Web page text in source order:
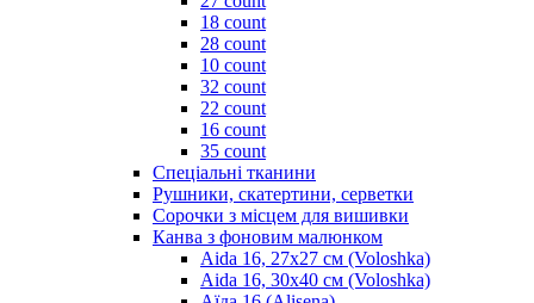
18 count
28 count
10 count
32 count
22 count
16 count
35 count
Спеціальні тканини
Рушники, скатертини, серветки
Сорочки з місцем для вишивки
Канва з фоновим малюнком
Aida 16, 27х27 см (Voloshka)
Aida 16, 30х40 см (Voloshka)